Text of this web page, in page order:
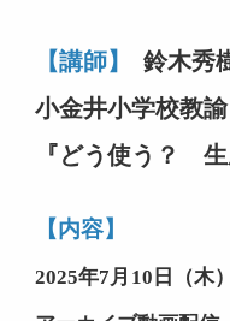
【講師】鈴木秀
小金井小学校教諭
『どう使う？
【内容】
2025年7月10日（木